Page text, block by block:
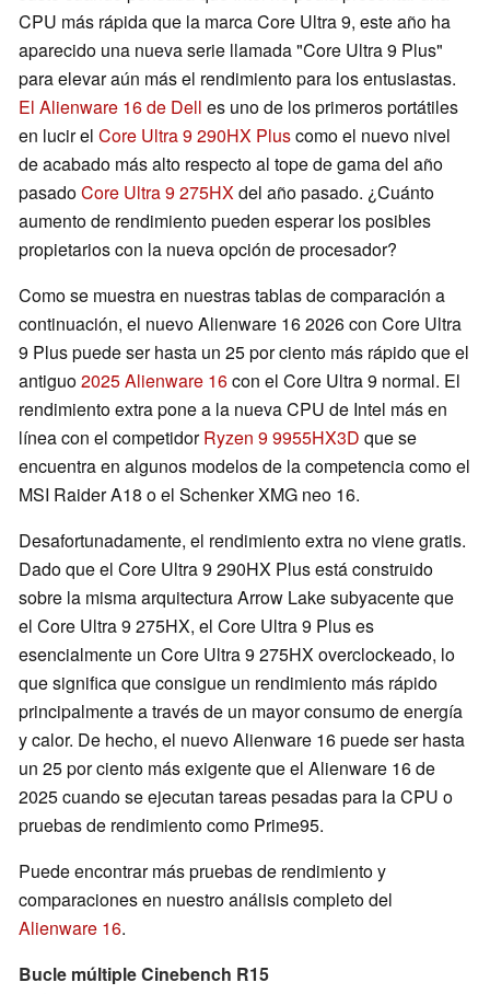
CPU más rápida que la marca Core Ultra 9, este año ha
aparecido una nueva serie llamada "Core Ultra 9 Plus"
para elevar aún más el rendimiento para los entusiastas.
El Alienware 16 de Dell es uno de los primeros portátiles
en lucir el Core Ultra 9 290HX Pluscomo el nuevo nivel
de acabado más alto respecto al tope de gama del año
pasadoCore Ultra 9 275HXdel año pasado. ¿Cuánto
aumento de rendimiento pueden esperar los posibles
propietarios con la nueva opción de procesador?
Como se muestra en nuestras tablas de comparación a
continuación, el nuevo Alienware 16 2026 con Core Ultra
9 Plus puede ser hasta un 25 por ciento más rápido que el
antiguo2025 Alienware 16con el Core Ultra 9 normal. El
rendimiento extra pone a la nueva CPU de Intel más en
línea con el competidorRyzen 9 9955HX3D que se
encuentra en algunos modelos de la competencia como el
MSI Raider A18 o el Schenker XMG neo 16.
Desafortunadamente, el rendimiento extra no viene gratis.
Dado que el Core Ultra 9 290HX Plus está construido
sobre la misma arquitectura Arrow Lake subyacente que
el Core Ultra 9 275HX, el Core Ultra 9 Plus es
esencialmente un Core Ultra 9 275HX overclockeado, lo
que significa que consigue un rendimiento más rápido
principalmente a través de un mayor consumo de energía
y calor. De hecho, el nuevo Alienware 16 puede ser hasta
un 25 por ciento más exigente que el Alienware 16 de
2025 cuando se ejecutan tareas pesadas para la CPU o
pruebas de rendimiento como Prime95.
Puede encontrar más pruebas de rendimiento y
comparaciones en nuestro análisis completo del
Alienware 16.
Bucle múltiple Cinebench R15